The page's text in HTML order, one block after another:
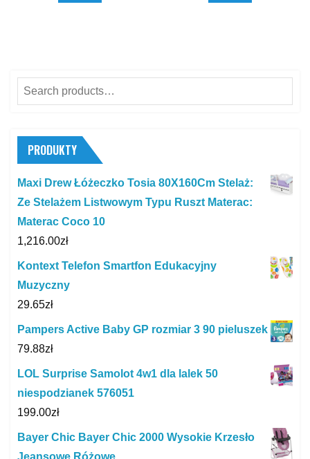
Search
for:
PRODUKTY
Maxi Drew Łóżeczko Tosia 80X160Cm Stelaż:
Ze Stelażem Listwowym Typu Ruszt Materac:
Materac Coco 10
1,216.00zł
Kontext Telefon Smartfon Edukacyjny
Muzyczny
29.65zł
Pampers Active Baby GP rozmiar 3 90 pieluszek
79.88zł
LOL Surprise Samolot 4w1 dla lalek 50
niespodzianek 576051
199.00zł
Bayer Chic Bayer Chic 2000 Wysokie Krzesło
Jeansowe Różowe